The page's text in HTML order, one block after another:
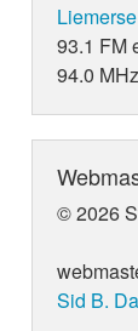
93.1 FM
94.0
© 2026
Sid B.